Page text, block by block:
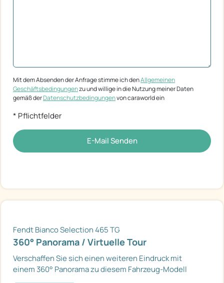
Mit dem Absenden der Anfrage stimme ich denAllgemeinen
Geschäftsbedingungenzu und willige in die Nutzung meiner Daten
gemäß derDatenschutzbedingungenvon caraworld ein
* Pflichtfelder
E-Mail Senden
Fendt Bianco Selection 465 TG
360° Panorama / Virtuelle Tour
Verschaffen Sie sich einen weiteren Eindruck mit
einem 360° Panorama zu diesem Fahrzeug-Modell